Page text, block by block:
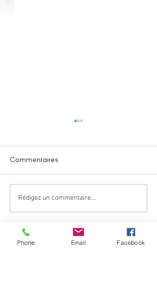
Le football s’invite à Bel’Air
Commentaires
Rédigez un commentaire...
Phone Email Facebook